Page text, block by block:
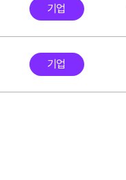
기업
기업